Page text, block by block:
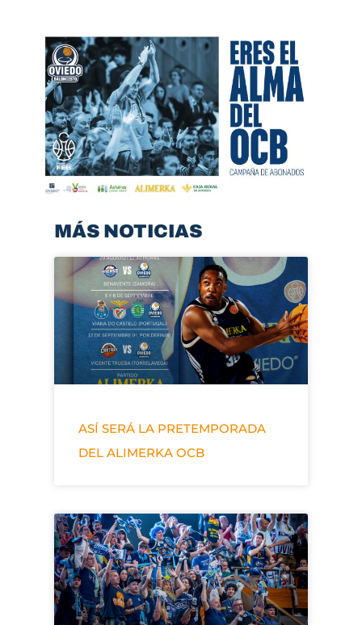
MÁS NOTICIAS
ASÍ SERÁ LA PRETEMPORADA
DEL ALIMERKA OCB